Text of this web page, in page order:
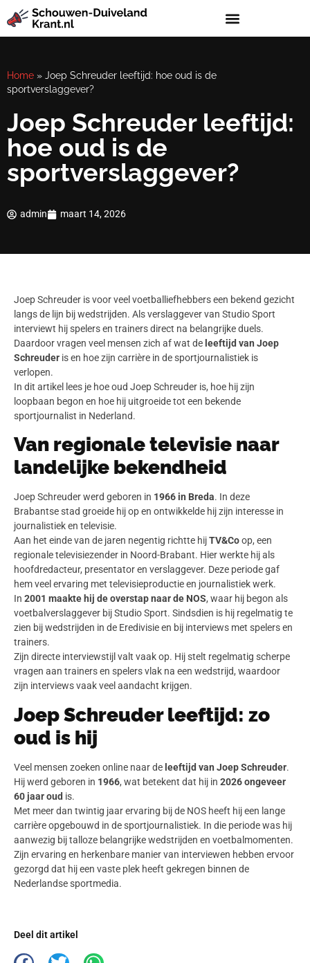
Home » Joep Schreuder leeftijd: hoe oud is de
sportverslaggever?
Joep Schreuder leeftijd:
hoe oud is de
sportverslaggever?
admin maart 14, 2026
Joep Schreuder is voor veel voetballiefhebbers een bekend gezicht
langs de lijn bij wedstrijden. Als verslaggever van Studio Sport
interviewt hij spelers en trainers direct na belangrijke duels.
Daardoor vragen veel mensen zich af wat de leeftijd van Joep
Schreuder is en hoe zijn carrière in de sportjournalistiek is
verlopen.
In dit artikel lees je hoe oud Joep Schreuder is, hoe hij zijn
loopbaan begon en hoe hij uitgroeide tot een bekende
sportjournalist in Nederland.
Van regionale televisie naar
landelijke bekendheid
Joep Schreuder werd geboren in 1966 in Breda. In deze
Brabantse stad groeide hij op en ontwikkelde hij zijn interesse in
journalistiek en televisie.
Aan het einde van de jaren negentig richtte hijTV&Coop, een
regionale televisiezender in Noord-Brabant. Hier werkte hij als
hoofdredacteur, presentator en verslaggever. Deze periode gaf
hem veel ervaring met televisieproductie en journalistiek werk.
In 2001 maakte hij de overstap naar de NOS, waar hij begon als
voetbalverslaggever bij Studio Sport. Sindsdien is hij regelmatig te
zien bij wedstrijden in de Eredivisie en bij interviews met spelers en
trainers.
Zijn directe interviewstijl valt vaak op. Hij stelt regelmatig scherpe
vragen aan trainers en spelers vlak na een wedstrijd, waardoor
zijn interviews vaak veel aandacht krijgen.
Joep Schreuder leeftijd: zo
oud is hij
Veel mensen zoeken online naar de leeftijd van Joep Schreuder.
Hij werd geboren in 1966, wat betekent dat hij in 2026 ongeveer
60 jaar oud is.
Met meer dan twintig jaar ervaring bij de NOS heeft hij een lange
carrière opgebouwd in de sportjournalistiek. In die periode was hij
aanwezig bij talloze belangrijke wedstrijden en voetbalmomenten.
Zijn ervaring en herkenbare manier van interviewen hebben ervoor
gezorgd dat hij een vaste plek heeft gekregen binnen de
Nederlandse sportmedia.
Deel dit artikel